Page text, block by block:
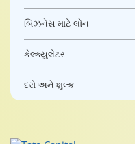
બિઝનેસ માટે લોન
કેલ્ક્યુલેટર
દરો અને શુલ્ક